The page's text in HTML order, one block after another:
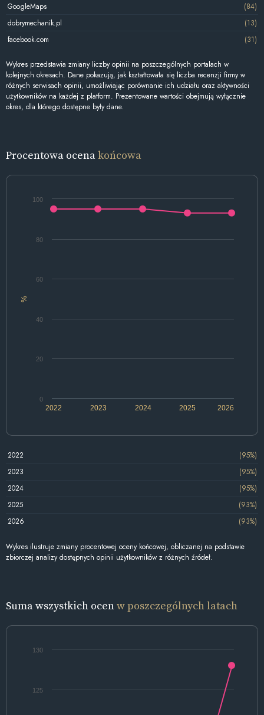
GoogleMaps
(84)
dobrymechanik.pl
(13)
facebook.com
(31)
Wykres przedstawia zmiany liczby opinii na poszczególnych portalach w
kolejnych okresach. Dane pokazują, jak kształtowała się liczba recenzji firmy w
różnych serwisach opinii, umożliwiając porównanie ich udziału oraz aktywności
użytkowników na każdej z platform. Prezentowane wartości obejmują wyłącznie
okres, dla którego dostępne były dane.
Procentowa ocenakońcowa
%
2022 2024 2026
2023 2025
0
20
40
60
80
100
2022
(95%)
2023
(95%)
2024
(95%)
2025
(93%)
2026
(93%)
Wykres ilustruje zmiany procentowej oceny końcowej, obliczanej na podstawie
zbiorczej analizy dostępnych opinii użytkowników z różnych źródeł.
Suma wszystkich ocenw poszczególnych latach
125
130